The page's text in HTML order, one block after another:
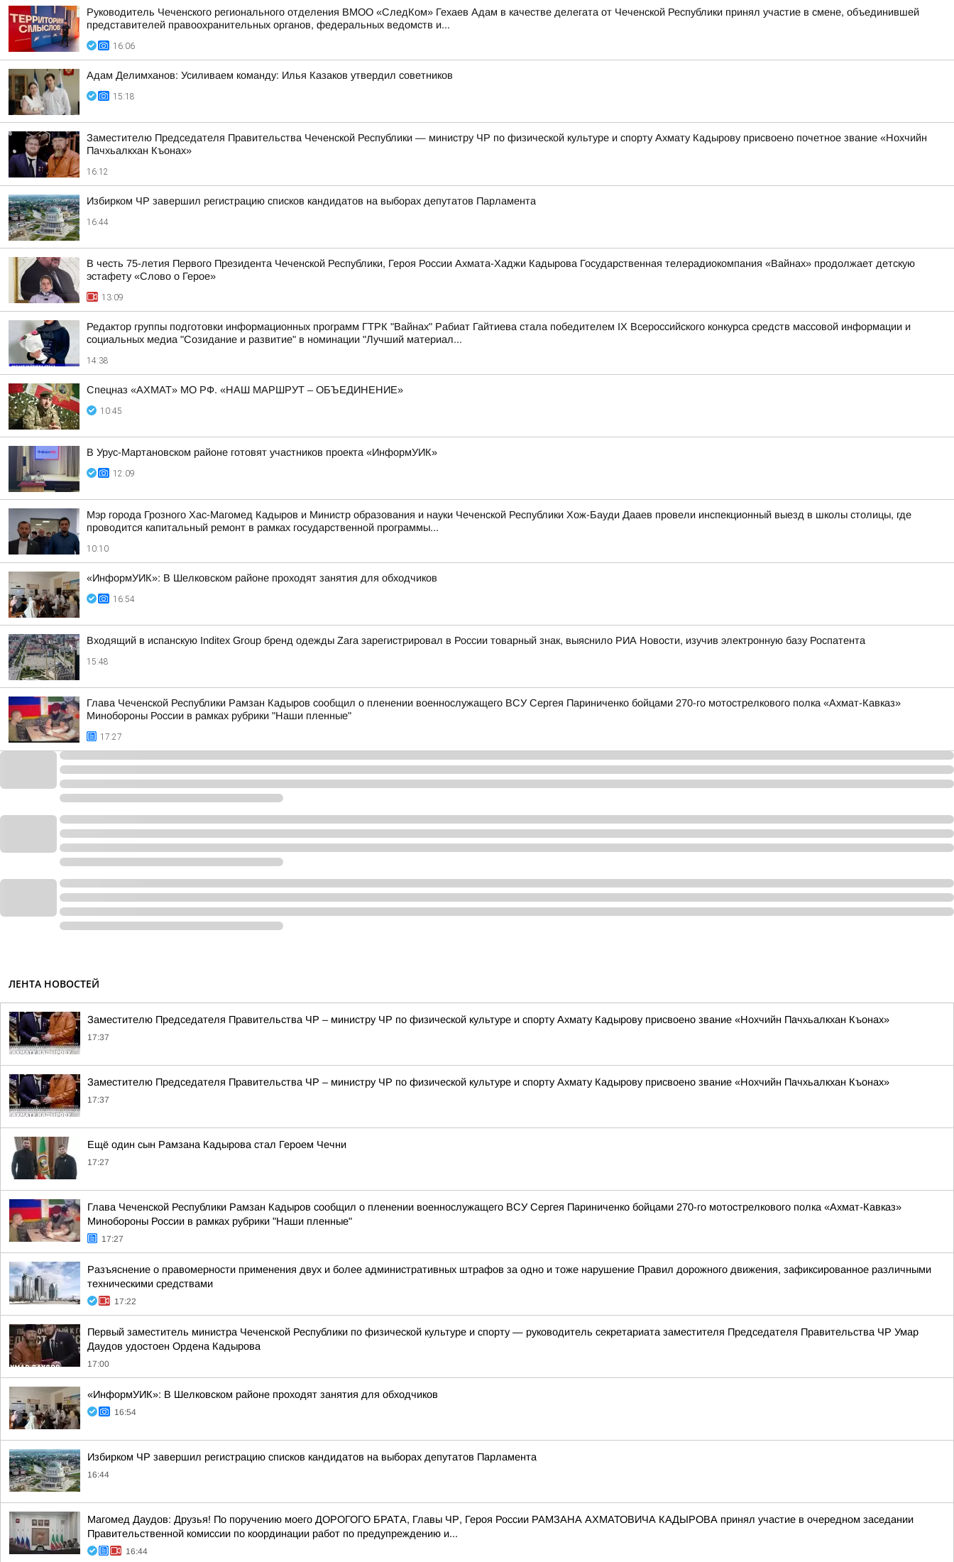
Руководитель Чеченского регионального отделения ВМОО «СледКом» Гехаев Адам в качестве делегата от Чеченской Республики принял участие в смене, объединившей
представителей правоохранительных органов, федеральных ведомств и...
16:06
Адам Делимханов: Усиливаем команду: Илья Казаков утвердил советников
15:18
Заместителю Председателя Правительства Чеченской Республики — министру ЧР по физической культуре и спорту Ахмату Кадырову присвоено почетное звание «Нохчийн
Пачхьалкхан Къонах»
16:12
Избирком ЧР завершил регистрацию списков кандидатов на выборах депутатов Парламента
16:44
В честь 75-летия Первого Президента Чеченской Республики, Героя России Ахмата-Хаджи Кадырова Государственная телерадиокомпания «Вайнах» продолжает детскую
эстафету «Слово о Герое»
13:09
Редактор группы подготовки информационных программ ГТРК "Вайнах" Рабиат Гайтиева стала победителем IX Всероссийского конкурса средств массовой информации и
социальных медиа "Созидание и развитие" в номинации "Лучший материал...
14:38
Спецназ «АХМАТ» МО РФ. «НАШ МАРШРУТ – ОБЪЕДИНЕНИЕ»
10:45
В Урус-Мартановском районе готовят участников проекта «ИнформУИК»
12:09
Мэр города Грозного Хас-Магомед Кадыров и Министр образования и науки Чеченской Республики Хож-Бауди Дааев провели инспекционный выезд в школы столицы, где
проводится капитальный ремонт в рамках государственной программы...
10:10
«ИнформУИК»: В Шелковском районе проходят занятия для обходчиков
16:54
Входящий в испанскую Inditex Group бренд одежды Zara зарегистрировал в России товарный знак, выяснило РИА Новости, изучив электронную базу Роспатента
15:48
Глава Чеченской Республики Рамзан Кадыров сообщил о пленении военнослужащего ВСУ Сергея Париниченко бойцами 270-го мотострелкового полка «Ахмат-Кавказ»
Минобороны России в рамках рубрики "Наши пленные"
17:27
ЛЕНТА НОВОСТЕЙ
Заместителю Председателя Правительства ЧР – министру ЧР по физической культуре и спорту Ахмату Кадырову присвоено звание «Нохчийн Пачхьалкхан Къонах»
17:37
Заместителю Председателя Правительства ЧР – министру ЧР по физической культуре и спорту Ахмату Кадырову присвоено звание «Нохчийн Пачхьалкхан Къонах»
17:37
Ещё один сын Рамзана Кадырова стал Героем Чечни
17:27
Глава Чеченской Республики Рамзан Кадыров сообщил о пленении военнослужащего ВСУ Сергея Париниченко бойцами 270-го мотострелкового полка «Ахмат-Кавказ»
Минобороны России в рамках рубрики "Наши пленные"
17:27
Разъяснение о правомерности применения двух и более административных штрафов за одно и тоже нарушение Правил дорожного движения, зафиксированное различными
техническими средствами
17:22
Первый заместитель министра Чеченской Республики по физической культуре и спорту — руководитель секретариата заместителя Председателя Правительства ЧР Умар
Даудов удостоен Ордена Кадырова
17:00
«ИнформУИК»: В Шелковском районе проходят занятия для обходчиков
16:54
Избирком ЧР завершил регистрацию списков кандидатов на выборах депутатов Парламента
16:44
Магомед Даудов: Друзья! По поручению моего ДОРОГОГО БРАТА, Главы ЧР, Героя России РАМЗАНА АХМАТОВИЧА КАДЫРОВА принял участие в очередном заседании
Правительственной комиссии по координации работ по предупреждению и...
16:44